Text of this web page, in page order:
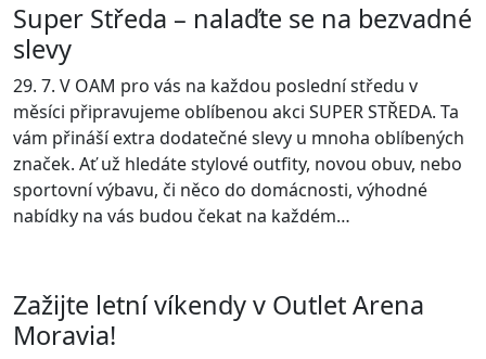
Super Středa – nalaďte se na bezvadné
slevy
29. 7. V OAM pro vás na každou poslední středu v
měsíci připravujeme oblíbenou akci SUPER STŘEDA. Ta
vám přináší extra dodatečné slevy u mnoha oblíbených
značek. Ať už hledáte stylové outfity, novou obuv, nebo
sportovní výbavu, či něco do domácnosti, výhodné
nabídky na vás budou čekat na každém…
Zažijte letní víkendy v Outlet Arena
Moravia!